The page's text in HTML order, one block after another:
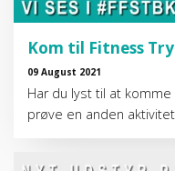
Kom til Fitness
09 August 2021
Har du lyst til at
prøve en anden